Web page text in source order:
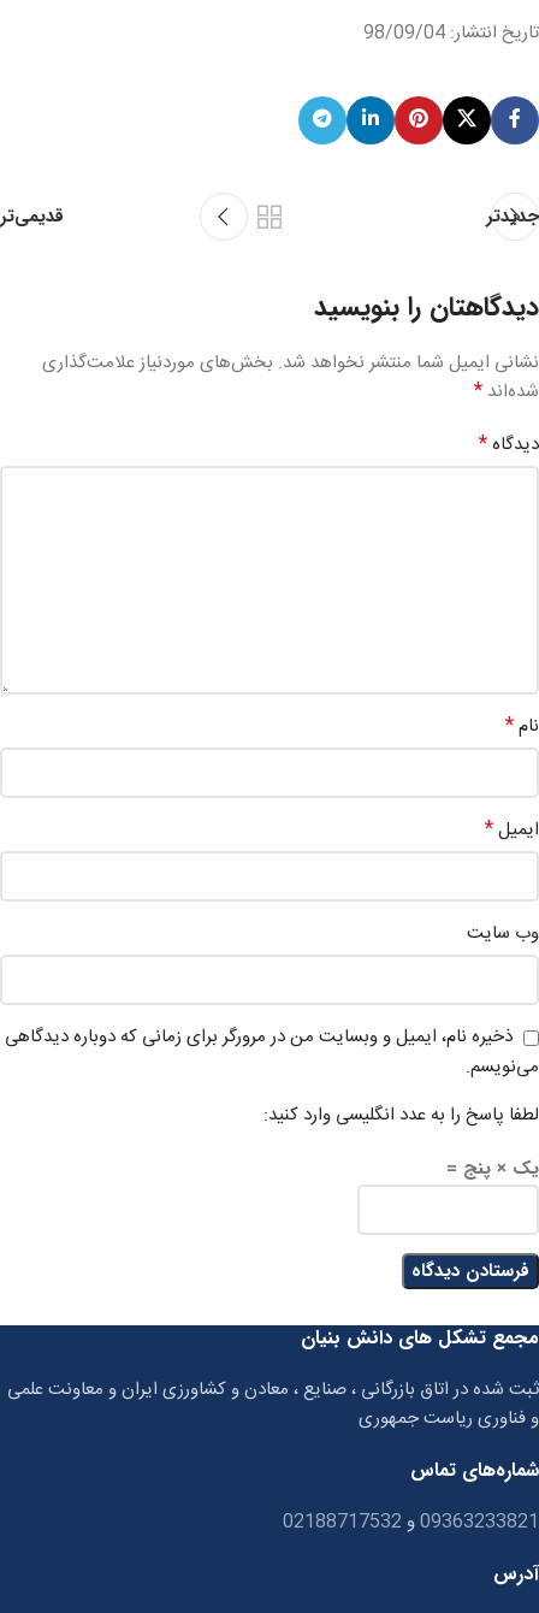
تاریخ انتشار: 98/09/04
جدیدتر قدیمی‌تر
دیدگاهتان را بنویسید
نشانی ایمیل شما منتشر نخواهد شد. بخش‌های موردنیاز علامت‌گذاری
شده‌اند *
دیدگاه*
نام*
ایمیل*
وب‌ سایت
ذخیره نام، ایمیل و وبسایت من در مرورگر برای زمانی که دوباره دیدگاهی
می‌نویسم.
لطفا پاسخ را به عدد انگلیسی وارد کنید:
یک × پنج =
مجمع تشکل های دانش بنیان
ثبت شده در اتاق بازرگانی ، صنایع ، معادن و کشاورزی ایران و معاونت علمی
و فناوری ریاست جمهوری
شماره‌های تماس
09363233821و 02188717532
آدرس